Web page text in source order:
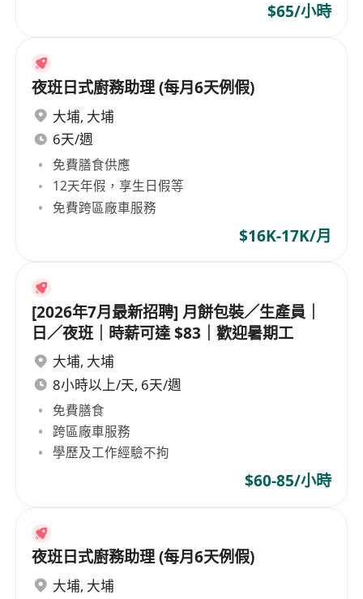
$65/小時
夜班日式廚務助理 (每月6天例假)
大埔, 大埔
6天/週
免費膳食供應
12天年假，享生日假等
免費跨區廠車服務
$16K-17K/月
[2026年7月最新招聘] 月餅包裝／生產員｜
日／夜班｜時薪可達 $83｜歡迎暑期工
大埔, 大埔
8小時以上/天, 6天/週
免費膳食
跨區廠車服務
學歷及工作經驗不拘
$60-85/小時
夜班日式廚務助理 (每月6天例假)
大埔, 大埔